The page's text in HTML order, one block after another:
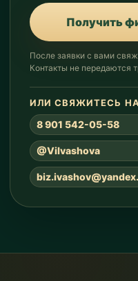
Получить
После заявки с вами
Контакты не передаются
ИЛИ СВЯЖИТЕСЬ
8 901 542-05-58
@ViIvashova